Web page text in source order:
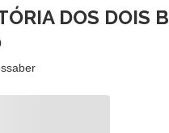
DOS DOIS